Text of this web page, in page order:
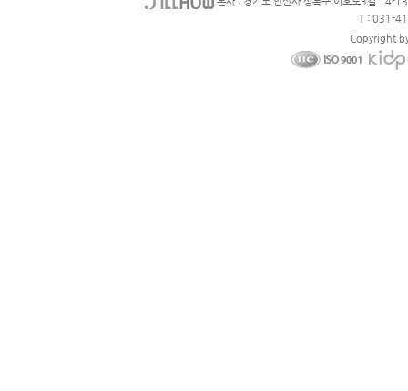
T : 031-
Copyright